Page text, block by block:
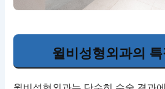
윌비성형외과의